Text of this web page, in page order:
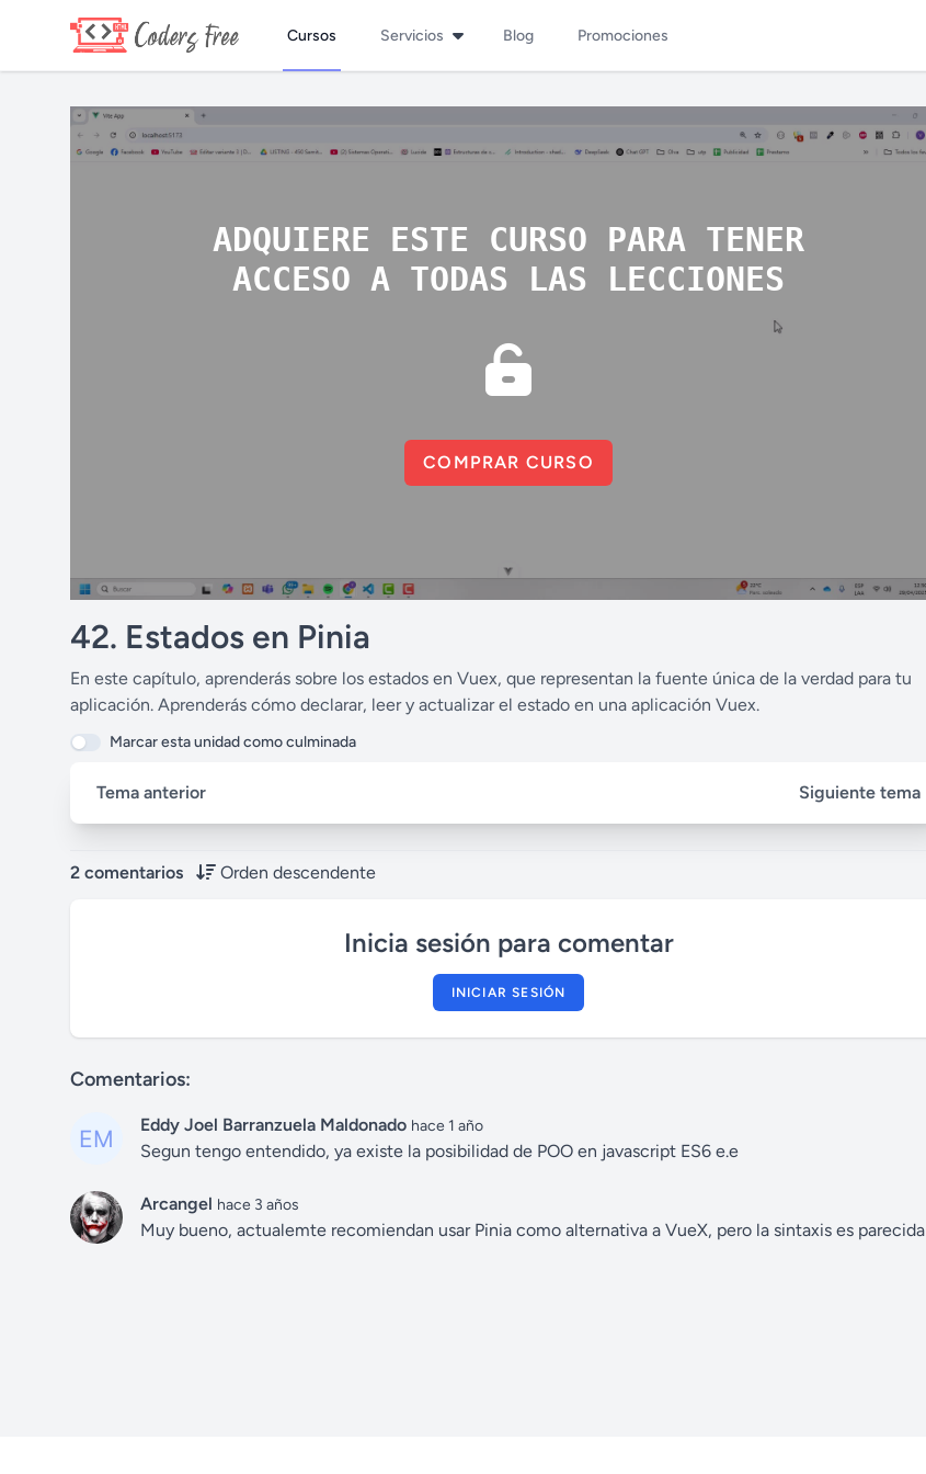
Cursos Servicios Blog Promociones
ADQUIERE ESTE CURSO PARA TENER
ACCESO A TODAS LAS LECCIONES
COMPRAR CURSO
42. Estados en Pinia
En este capítulo, aprenderás sobre los estados en Vuex, que representan la fuente única de la verdad para tu
aplicación. Aprenderás cómo declarar, leer y actualizar el estado en una aplicación Vuex.
Marcar esta unidad como culminada
Tema anterior Siguiente tema
2 comentarios Orden descendente
Inicia sesión para comentar
INICIAR SESIÓN
Comentarios:
Eddy Joel Barranzuela Maldonado hace 1 año
Segun tengo entendido, ya existe la posibilidad de POO en javascript ES6 e.e
Arcangel hace 3 años
Muy bueno, actualemte recomiendan usar Pinia como alternativa a VueX, pero la sintaxis es parecida